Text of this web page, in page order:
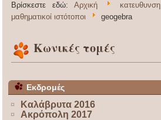
Βρίσκεστε εδώ: Αρχική κατευθυνση
μαθηματικοί ιστότοποι
geogebra
Κωνικές τομές
Εκδρομές
Καλάβρυτα 2016
Ακρόπολη 2017